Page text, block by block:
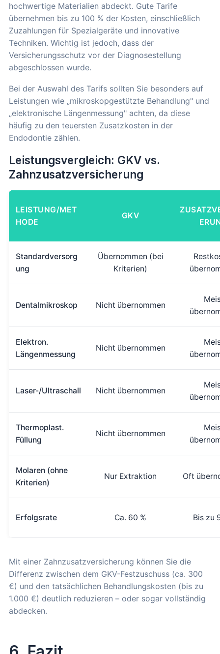
hochwertige Materialien abdeckt. Gute Tarife
übernehmen bis zu 100 % der Kosten, einschließlich
Zuzahlungen für Spezialgeräte und innovative
Techniken. Wichtig ist jedoch, dass der
Versicherungsschutz vor der Diagnosestellung
abgeschlossen wurde.
Bei der Auswahl des Tarifs sollten Sie besonders auf
Leistungen wie „mikroskopgestützte Behandlung" und
„elektronische Längenmessung" achten, da diese
häufig zu den teuersten Zusatzkosten in der
Endodontie zählen.
Leistungsvergleich: GKV vs.
Zahnzusatzversicherung
LEISTUNG/MET
HODE
GKV
Standardversorg
ung
Übernommen (bei
Kriterien)
Dentalmikroskop Nicht übernommen
Elektron.
Längenmessung
Nicht übernommen
Laser-/Ultraschall Nicht übernommen
Thermoplast.
Füllung
Nicht übernommen
Molaren (ohne
Kriterien)
Nur Extraktion Oft
Erfolgsrate Ca. 60 % Bis zu
Mit einer Zahnzusatzversicherung können Sie die
Differenz zwischen dem GKV-Festzuschuss (ca. 300
€) und den tatsächlichen Behandlungskosten (bis zu
1.000 €) deutlich reduzieren – oder sogar vollständig
abdecken.